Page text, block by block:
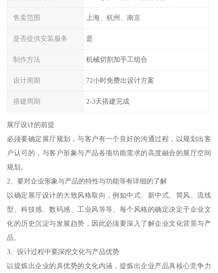
售卖范围 上海、杭州、南京
是否提供安装服务 是
制作方法 机械切割加手工组合
设计周期 72小时免费出设计方案
搭建周期 2-3天搭建完成
展厅设计的前提
必须要确定展厅规划，与客户有一个良好的沟通过程，以规划出客
户认可的，与客户形象与产品各项功能需求的高度融合的展厅空间
规划。
2、要对企业形象与产品的特性与功能等有详细的了解
以确定展厅设计的大致风格取向，例如中式、新中式、简风、流线
型、科技感、数码感、工业风等等、每个风格的确定决定于企业文
化的历史沉淀与发展趋势，因此必须要深入了解企业文化背景与产
品。
3、设计过程中要深挖文化与产品优势
以提炼出企业的具优势的文化内涵，提炼出企业产品具核心竞争力